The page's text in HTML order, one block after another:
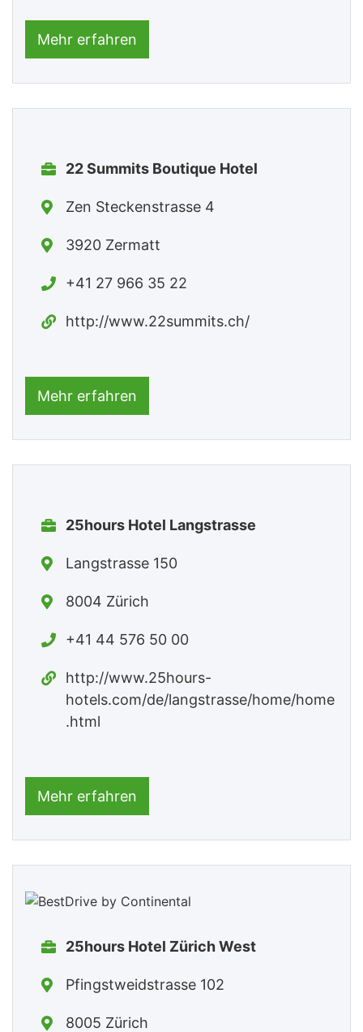
Mehr erfahren
22 Summits Boutique Hotel
Zen Steckenstrasse 4
3920 Zermatt
+41 27 966 35 22
http://www.22summits.ch/
Mehr erfahren
25hours Hotel Langstrasse
Langstrasse 150
8004 Zürich
+41 44 576 50 00
http://www.25hours-
hotels.com/de/langstrasse/home/home
.html
Mehr erfahren
25hours Hotel Zürich West
Pfingstweidstrasse 102
8005 Zürich